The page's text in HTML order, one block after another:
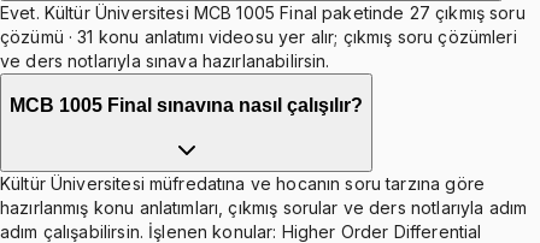
Evet. Kültür Üniversitesi MCB 1005 Final paketinde 27 çıkmış soru
çözümü · 31 konu anlatımı videosu yer alır; çıkmış soru çözümleri
ve ders notlarıyla sınava hazırlanabilirsin.
MCB 1005 Final sınavına nasıl çalışılır?
Kültür Üniversitesi müfredatına ve hocanın soru tarzına göre
hazırlanmış konu anlatımları, çıkmış sorular ve ders notlarıyla adım
adım çalışabilirsin. İşlenen konular: Higher Order Differential